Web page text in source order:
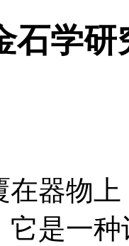
石学
在器物
它是一